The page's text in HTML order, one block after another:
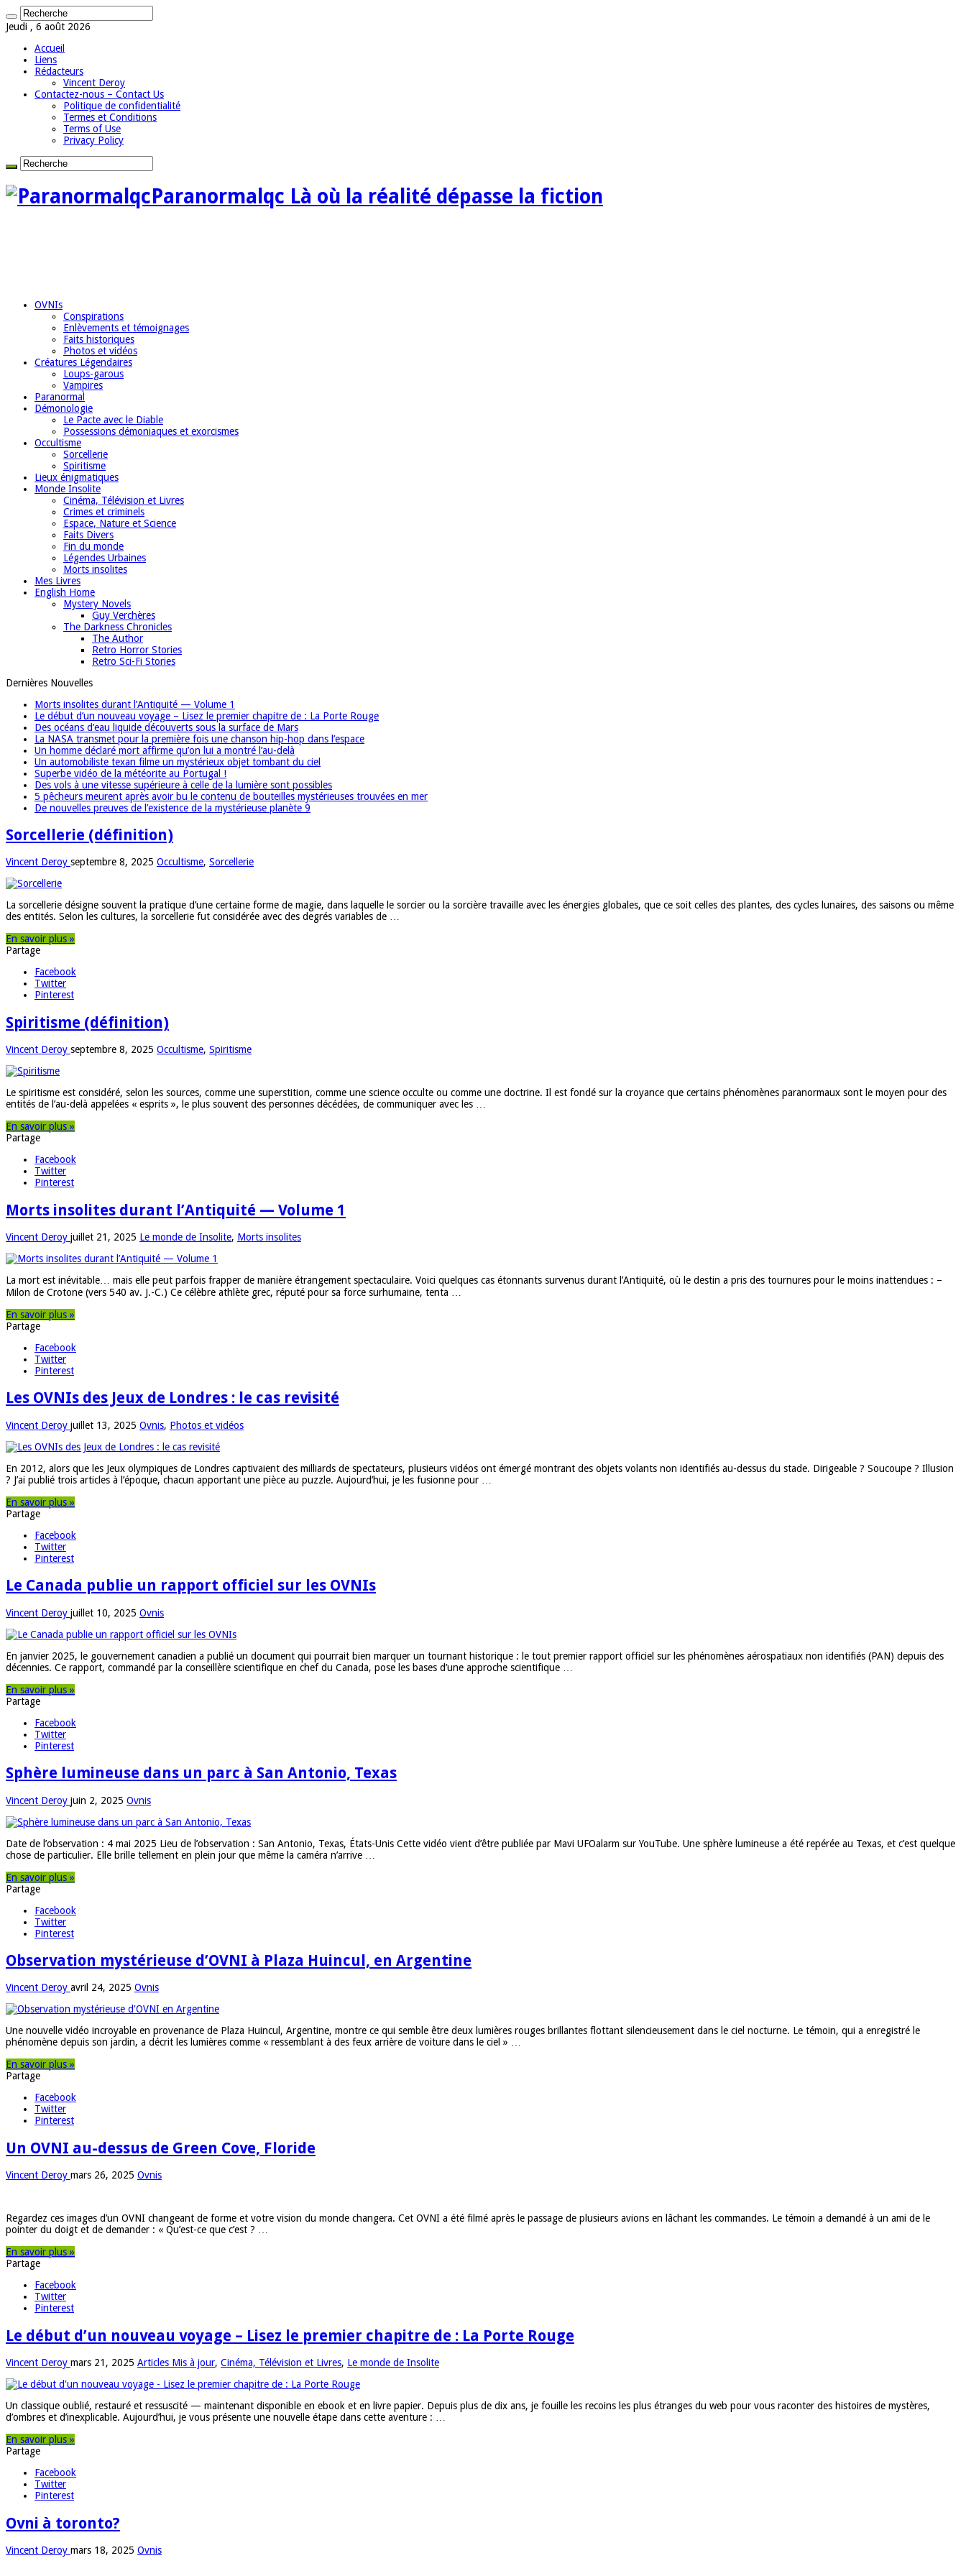
Jeudi , 6 août 2026
Accueil
Liens
Rédacteurs
Vincent Deroy
Contactez-nous – Contact Us
Politique de confidentialité
Termes et Conditions
Terms of Use
Privacy Policy
Paranormalqc Là où la réalité dépasse la fiction
OVNIs
Conspirations
Enlèvements et témoignages
Faits historiques
Photos et vidéos
Créatures Légendaires
Loups-garous
Vampires
Paranormal
Démonologie
Le Pacte avec le Diable
Possessions démoniaques et exorcismes
Occultisme
Sorcellerie
Spiritisme
Lieux énigmatiques
Monde Insolite
Cinéma, Télévision et Livres
Crimes et criminels
Espace, Nature et Science
Faits Divers
Fin du monde
Légendes Urbaines
Morts insolites
Mes Livres
English Home
Mystery Novels
Guy Verchères
The Darkness Chronicles
The Author
Retro Horror Stories
Retro Sci-Fi Stories
Dernières Nouvelles
Morts insolites durant l’Antiquité — Volume 1
Le début d’un nouveau voyage – Lisez le premier chapitre de : La Porte Rouge
Des océans d’eau liquide découverts sous la surface de Mars
La NASA transmet pour la première fois une chanson hip-hop dans l’espace
Un homme déclaré mort affirme qu’on lui a montré l’au-delà
Un automobiliste texan filme un mystérieux objet tombant du ciel
Superbe vidéo de la météorite au Portugal !
Des vols à une vitesse supérieure à celle de la lumière sont possibles
5 pêcheurs meurent après avoir bu le contenu de bouteilles mystérieuses trouvées en mer
De nouvelles preuves de l’existence de la mystérieuse planète 9
Sorcellerie (définition)
Vincent Deroy septembre 8, 2025 Occultisme, Sorcellerie
La sorcellerie désigne souvent la pratique d’une certaine forme de magie, dans laquelle le sorcier ou la sorcière travaille avec les énergies globales, que ce soit celles des plantes, des cycles lunaires, des saisons ou même
des entités. Selon les cultures, la sorcellerie fut considérée avec des degrés variables de …
En savoir plus »
Partage
Facebook
Twitter
Pinterest
Spiritisme (définition)
Vincent Deroy septembre 8, 2025 Occultisme, Spiritisme
Le spiritisme est considéré, selon les sources, comme une superstition, comme une science occulte ou comme une doctrine. Il est fondé sur la croyance que certains phénomènes paranormaux sont le moyen pour des
entités de l’au-delà appelées « esprits », le plus souvent des personnes décédées, de communiquer avec les …
En savoir plus »
Partage
Facebook
Twitter
Pinterest
Morts insolites durant l’Antiquité — Volume 1
Vincent Deroy juillet 21, 2025 Le monde de Insolite, Morts insolites
La mort est inévitable… mais elle peut parfois frapper de manière étrangement spectaculaire. Voici quelques cas étonnants survenus durant l’Antiquité, où le destin a pris des tournures pour le moins inattendues : –
Milon de Crotone (vers 540 av. J.-C.) Ce célèbre athlète grec, réputé pour sa force surhumaine, tenta …
En savoir plus »
Partage
Facebook
Twitter
Pinterest
Les OVNIs des Jeux de Londres : le cas revisité
Vincent Deroy juillet 13, 2025 Ovnis, Photos et vidéos
En 2012, alors que les Jeux olympiques de Londres captivaient des milliards de spectateurs, plusieurs vidéos ont émergé montrant des objets volants non identifiés au-dessus du stade. Dirigeable ? Soucoupe ? Illusion
? J’ai publié trois articles à l’époque, chacun apportant une pièce au puzzle. Aujourd’hui, je les fusionne pour …
En savoir plus »
Partage
Facebook
Twitter
Pinterest
Le Canada publie un rapport officiel sur les OVNIs
Vincent Deroy juillet 10, 2025 Ovnis
En janvier 2025, le gouvernement canadien a publié un document qui pourrait bien marquer un tournant historique : le tout premier rapport officiel sur les phénomènes aérospatiaux non identifiés (PAN) depuis des
décennies. Ce rapport, commandé par la conseillère scientifique en chef du Canada, pose les bases d’une approche scientifique …
En savoir plus »
Partage
Facebook
Twitter
Pinterest
Sphère lumineuse dans un parc à San Antonio, Texas
Vincent Deroy juin 2, 2025 Ovnis
Date de l’observation : 4 mai 2025 Lieu de l’observation : San Antonio, Texas, États-Unis Cette vidéo vient d’être publiée par Mavi UFOalarm sur YouTube. Une sphère lumineuse a été repérée au Texas, et c’est quelque
chose de particulier. Elle brille tellement en plein jour que même la caméra n’arrive …
En savoir plus »
Partage
Facebook
Twitter
Pinterest
Observation mystérieuse d’OVNI à Plaza Huincul, en Argentine
Vincent Deroy avril 24, 2025 Ovnis
Une nouvelle vidéo incroyable en provenance de Plaza Huincul, Argentine, montre ce qui semble être deux lumières rouges brillantes flottant silencieusement dans le ciel nocturne. Le témoin, qui a enregistré le
phénomène depuis son jardin, a décrit les lumières comme « ressemblant à des feux arrière de voiture dans le ciel » …
En savoir plus »
Partage
Facebook
Twitter
Pinterest
Un OVNI au-dessus de Green Cove, Floride
Vincent Deroy mars 26, 2025 Ovnis
Regardez ces images d’un OVNI changeant de forme et votre vision du monde changera. Cet OVNI a été filmé après le passage de plusieurs avions en lâchant les commandes. Le témoin a demandé à un ami de le
pointer du doigt et de demander : « Qu’est-ce que c’est ? …
En savoir plus »
Partage
Facebook
Twitter
Pinterest
Le début d’un nouveau voyage – Lisez le premier chapitre de : La Porte Rouge
Vincent Deroy mars 21, 2025 Articles Mis à jour, Cinéma, Télévision et Livres, Le monde de Insolite
Un classique oublié, restauré et ressuscité — maintenant disponible en ebook et en livre papier. Depuis plus de dix ans, je fouille les recoins les plus étranges du web pour vous raconter des histoires de mystères,
d’ombres et d’inexplicable. Aujourd’hui, je vous présente une nouvelle étape dans cette aventure : …
En savoir plus »
Partage
Facebook
Twitter
Pinterest
Ovni à toronto?
Vincent Deroy mars 18, 2025 Ovnis